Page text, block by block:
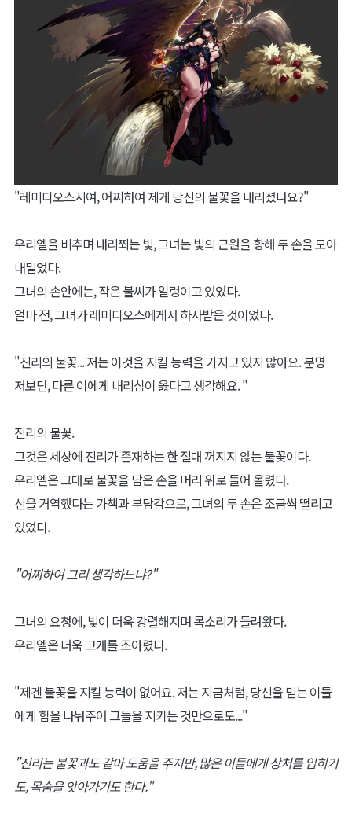
"레미디오스시여, 어찌하여 제게 당신의 불꽃을 내리셨나요?"
우리엘을 비추며 내리쬐는 빛, 그녀는 빛의 근원을 향해 두 손을 모아
내밀었다.
그녀의 손안에는, 작은 불씨가 일렁이고 있었다.
얼마 전, 그녀가 레미디오스에게서 하사받은 것이었다.
"진리의 불꽃... 저는 이것을 지킬 능력을 가지고 있지 않아요. 분명
저보단, 다른 이에게 내리심이 옳다고 생각해요. "
진리의 불꽃.
그것은 세상에 진리가 존재하는 한 절대 꺼지지 않는 불꽃이다.
우리엘은 그대로 불꽃을 담은 손을 머리 위로 들어 올렸다.
신을 거역했다는 가책과 부담감으로, 그녀의 두 손은 조금씩 떨리고
있었다.
"어찌하여 그리 생각하느냐?"
그녀의 요청에, 빛이 더욱 강렬해지며 목소리가 들려왔다.
우리엘은 더욱 고개를 조아렸다.
"제겐 불꽃을 지킬 능력이 없어요. 저는 지금처럼, 당신을 믿는 이들
에게 힘을 나눠주어 그들을 지키는 것만으로도..."
"진리는 불꽃과도 같아 도움을 주지만, 많은 이들에게 상처를 입히기
도, 목숨을 앗아가기도 한다."